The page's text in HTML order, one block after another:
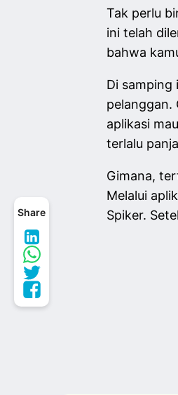
Share
Tak perlu
ini telah
bahwa
Di samping
pelanggan.
aplikasi
terlalu
Gimana,
Melalui
Spiker.